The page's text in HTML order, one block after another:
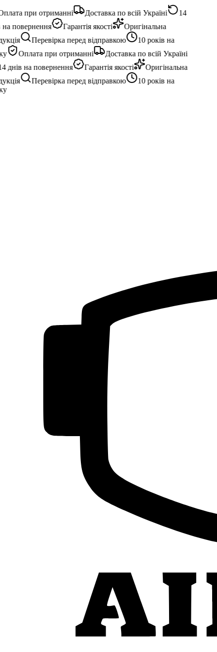
при отриманні Доставка по всій Україні
14
повернення
Гарантія якості
Оригінальна
Перевірка перед відправкою
10 років на
Оплата при отриманні
Доставка по всій Україні
днів на повернення
Гарантія якості
Оригінальна
Перевірка перед відправкою
10 років на